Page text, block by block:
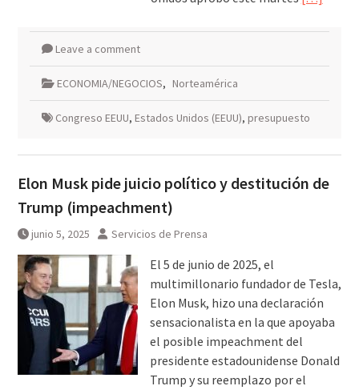
Leave a comment
ECONOMIA/NEGOCIOS, Norteamérica
Congreso EEUU, Estados Unidos (EEUU), presupuesto
Elon Musk pide juicio político y destitución de
Trump (impeachment)
junio 5, 2025 Servicios de Prensa
El 5 de junio de 2025, el
multimillonario fundador de Tesla,
Elon Musk, hizo una declaración
sensacionalista en la que apoyaba
el posible impeachment del
presidente estadounidense Donald
Trump y su reemplazo por el